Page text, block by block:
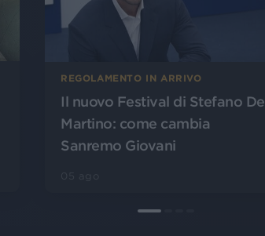
REGOLAMENTO IN ARRIVO
Il nuovo Festival di Stefano De
Martino: come cambia
Sanremo Giovani